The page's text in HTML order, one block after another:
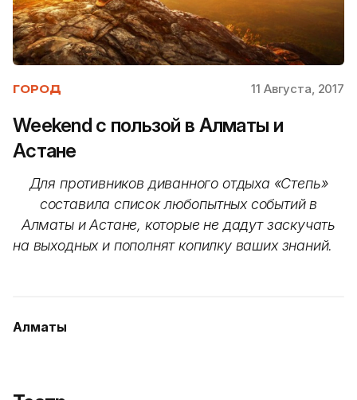
ГОРОД 11 Августа, 2017
Weekend с пользой в Алматы и
Астане
Для противников диванного отдыха «Степь»
составила список любопытных событий в
Алматы и Астане, которые не дадут заскучать
на выходных и пополнят копилку ваших знаний.
Алматы